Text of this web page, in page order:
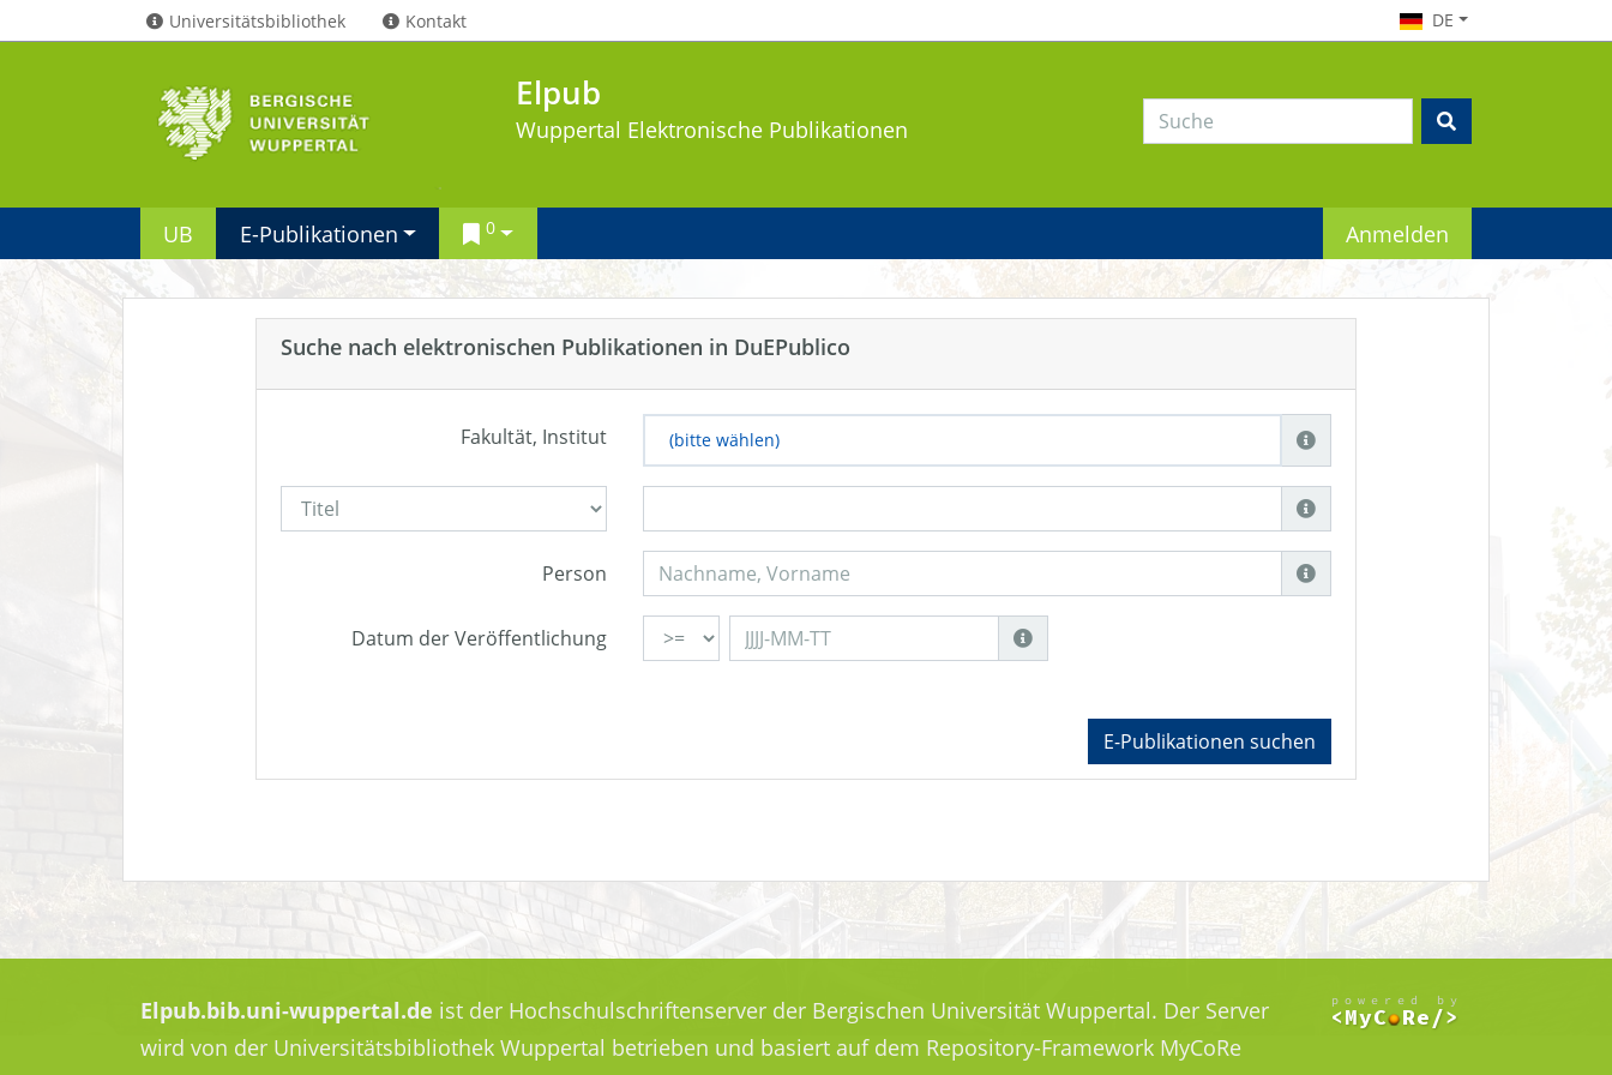
Universitätsbibliothek Kontakt DE
Elpub
Wuppertal Elektronische Publikationen
UB E-Publikationen 0 Anmelden
Suche nach elektronischen Publikationen in DuEPublico
Fakultät, Institut (bitte wählen)
Person
Datum der Veröffentlichung
E-Publikationen suchen
Elpub.bib.uni-wuppertal.de ist der Hochschulschriftenserver der Bergischen Universität Wuppertal. Der Server
wird von der Universitätsbibliothek Wuppertal betrieben und basiert auf dem Repository-Framework MyCoRe